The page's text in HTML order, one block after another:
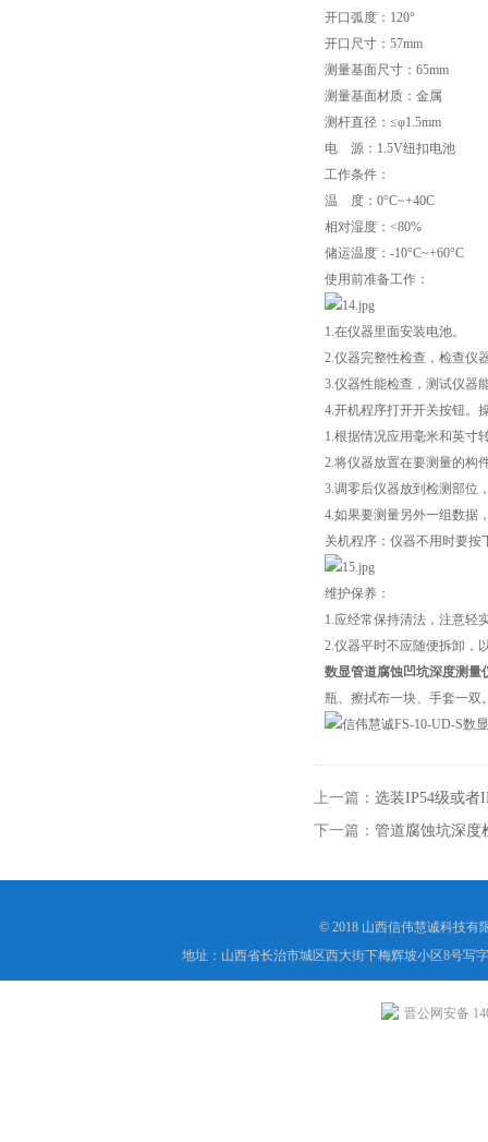
开口弧度：120°
开口尺寸：57mm
测量基面尺寸：65mm
测量基面材质：金属
测杆直径：≤φ1.5mm
电 源：1.5V纽扣电池
工作条件：
温 度：0°C~+40C
相对湿度：<80%
储运温度：-10°C~+60°C
使用前准备工作：
1.在仪器里面安装电池。
2.仪器完整性检查，检查仪
3.仪器性能检查，测试仪器
4.开机程序打开开关按钮。
1.根据情况应用毫米和英寸
2.将仪器放置在要测量的构
3.调零后仪器放到检测部位
4.如果要测量另外一组数据
关机程序：仪器不用时要按
维护保养：
1.应经常保持清法，注意轻
2.仪器平时不应随便拆卸，
数显管道腐蚀凹坑深度测量
瓶、擦拭布一块、手套一双
上一篇： 选装IP54级或者
下一篇： 管道腐蚀坑深度
© 2018 山西信伟慧诚科技有
地址：山西省长治市城区西大街下梅辉坡小区8号写
晋公网安备